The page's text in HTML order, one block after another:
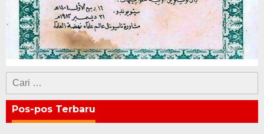
Cari
untuk:
Pos-pos Terbaru